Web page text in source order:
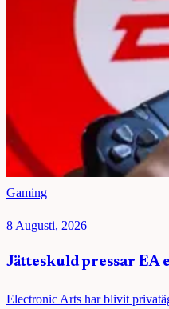
Gaming
8 Augusti, 2026
Jätteskuld pressar
Electronic Arts har blivit